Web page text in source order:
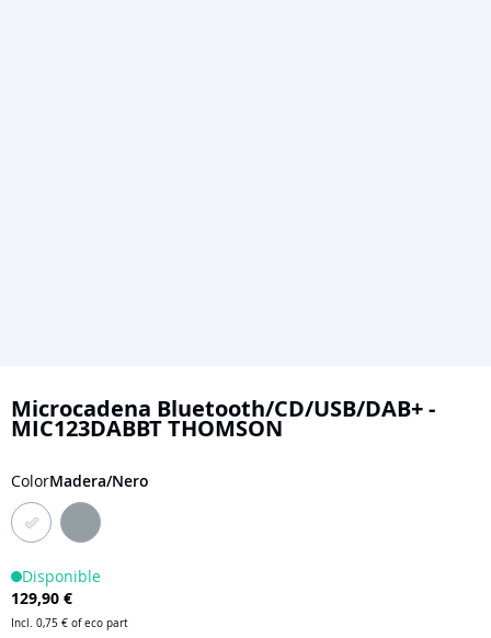
al
comienzo
la
galería
de
imágenes
Microcadena Bluetooth/CD/USB/DAB+ -
MIC123DABBT THOMSON
ColorMadera/Nero
Disponible
129,90 €
Incl. 0,75 € of eco part